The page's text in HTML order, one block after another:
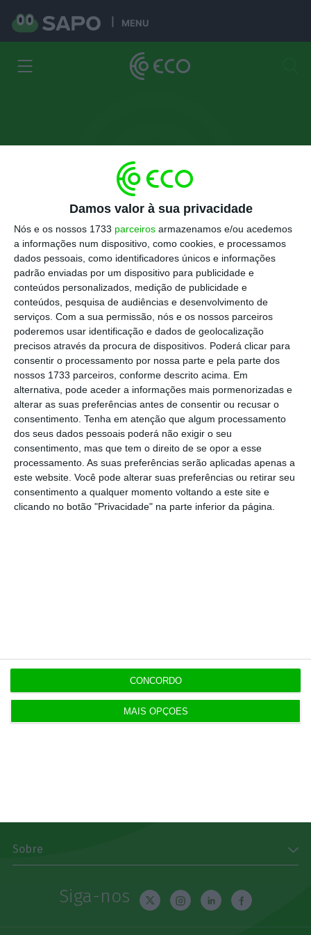
Damos valor à sua privacidade
Nós e os nossos 1733 parceiros armazenamos e/ou acedemos
a informações num dispositivo, como cookies, e processamos
dados pessoais, como identificadores únicos e informações
padrão enviadas por um dispositivo para publicidade e
conteúdos personalizados, medição de publicidade e
conteúdos, pesquisa de audiências e desenvolvimento de
serviços. Com a sua permissão, nós e os nossos parceiros
poderemos usar identificação e dados de geolocalização
precisos através da procura de dispositivos. Poderá clicar para
consentir o processamento por nossa parte e pela parte dos
nossos 1733 parceiros, conforme descrito acima. Em
alternativa, pode aceder a informações mais pormenorizadas e
alterar as suas preferências antes de consentir ou recusar o
consentimento. Tenha em atenção que algum processamento
dos seus dados pessoais poderá não exigir o seu
consentimento, mas que tem o direito de se opor a esse
processamento. As suas preferências serão aplicadas apenas a
este website. Você pode alterar suas preferências ou retirar seu
consentimento a qualquer momento voltando a este site e
clicando no botão "Privacidade" na parte inferior da página.
MAIS OPÇÕES
CONCORDO
MENU
José Pedro Aguiar Branco
Advogado
Artigos Informações
Duas faces da mesma moeda
14 Fevereiro 2018
Download
Disponível gratuitamente para iPhone, iPad, Apple
Sobre
Siga-nos